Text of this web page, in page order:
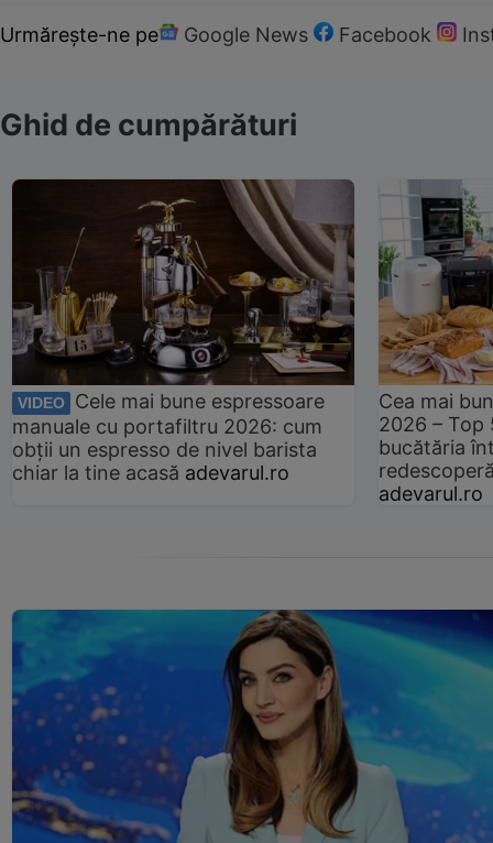
Urmărește-ne pe Google News Facebook
Ghid de cumpărături
VIDEO
Cele mai bune espressoare
manuale cu portafiltru 2026: cum
obții un espresso de nivel barista
chiar la tine acasă adevarul.ro
Cea mai
2026 –
bucătăria
adevarul.ro